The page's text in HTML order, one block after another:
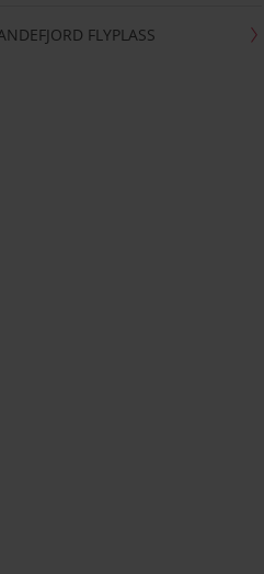
FLYPLASS